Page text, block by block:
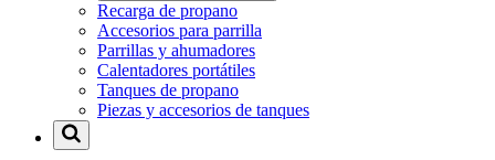
Recarga de propano
Accesorios para parrilla
Parrillas y ahumadores
Calentadores portátiles
Tanques de propano
Piezas y accesorios de tanques